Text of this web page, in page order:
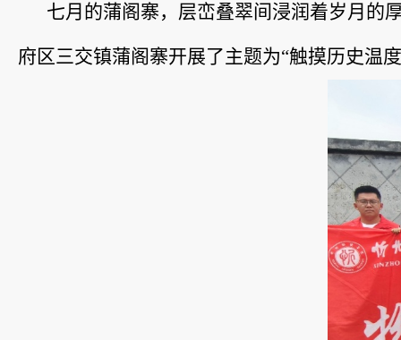
七月的蒲阁寨，层峦叠翠间浸润着岁月的
府区三交镇蒲阁寨开展了主题为“触摸历史温